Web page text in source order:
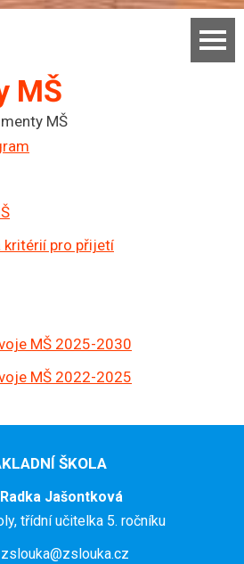
MŠ
MŠ
kritérií pro přijetí
MŠ 2025-2030
MŠ 2022-2025
ŠKOLA
Jašontková
třídní učitelka 5. ročníku